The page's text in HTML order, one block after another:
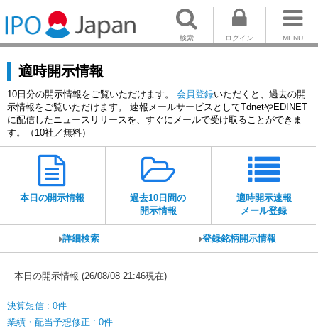
MENU
ログイン
検索
適時開示情報
10日分の開示情報をご覧いただけます。 会員登録いただくと、過去の開
示情報をご覧いただけます。 速報メールサービスとしてTdnetやEDINET
に配信したニュースリリースを、すぐにメールで受け取ることができま
す。（10社／無料）
本日の開示情報
過去10日間の
開示情報
適時開示速報
メール登録
詳細検索 登録銘柄開示情報
本日の開示情報 (26/08/08 21:46現在)
決算短信 : 0件
業績・配当予想修正 : 0件